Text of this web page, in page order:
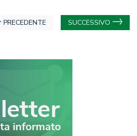
PRECEDENTE SUCCESSIVO